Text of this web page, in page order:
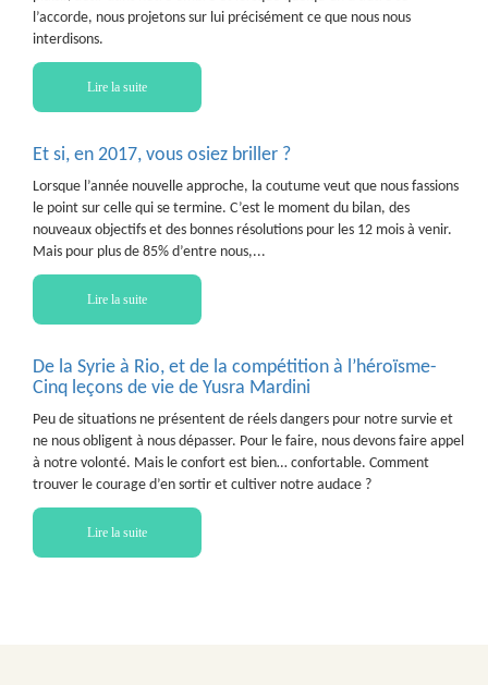
l’accorde, nous projetons sur lui précisément ce que nous nous
interdisons.
Lire la suite
Et si, en 2017, vous osiez briller ?
Lorsque l’année nouvelle approche, la coutume veut que nous fassions
le point sur celle qui se termine. C’est le moment du bilan, des
nouveaux objectifs et des bonnes résolutions pour les 12 mois à venir.
Mais pour plus de 85% d’entre nous,...
Lire la suite
De la Syrie à Rio, et de la compétition à l’héroïsme-
Cinq leçons de vie de Yusra Mardini
Peu de situations ne présentent de réels dangers pour notre survie et
ne nous obligent à nous dépasser. Pour le faire, nous devons faire appel
à notre volonté. Mais le confort est bien… confortable. Comment
trouver le courage d’en sortir et cultiver notre audace ?
Lire la suite